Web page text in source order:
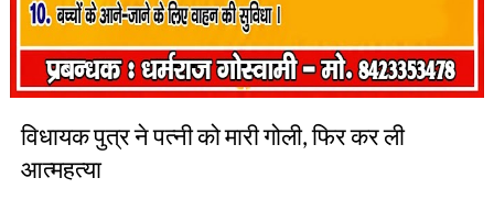
विधायक पुत्र ने पत्नी को मारी गोली, फिर कर ली
आत्महत्या